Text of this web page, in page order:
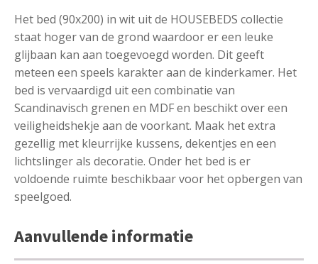
Het bed (90x200) in wit uit de HOUSEBEDS collectie
staat hoger van de grond waardoor er een leuke
glijbaan kan aan toegevoegd worden. Dit geeft
meteen een speels karakter aan de kinderkamer. Het
bed is vervaardigd uit een combinatie van
Scandinavisch grenen en MDF en beschikt over een
veiligheidshekje aan de voorkant. Maak het extra
gezellig met kleurrijke kussens, dekentjes en een
lichtslinger als decoratie. Onder het bed is er
voldoende ruimte beschikbaar voor het opbergen van
speelgoed.
Aanvullende informatie